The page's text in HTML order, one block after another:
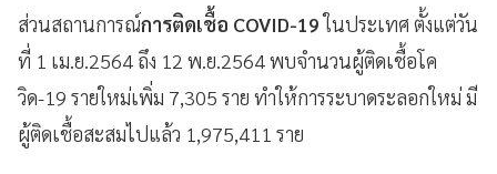
ส่วนสถานการณ์การติดเชื้อ COVID-19ในประเทศ ตั้งแต่วัน
ที่ 1 เม.ย.2564 ถึง 12 พ.ย.2564 พบจำนวนผู้ติดเชื้อโค
วิด-19 รายใหม่เพิ่ม 7,305 ราย ทำให้การระบาดระลอกใหม่ มี
ผู้ติดเชื้อสะสมไปแล้ว 1,975,411 ราย